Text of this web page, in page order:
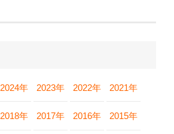
2024年 2023年 2022年 2021年
2018年 2017年 2016年 2015年